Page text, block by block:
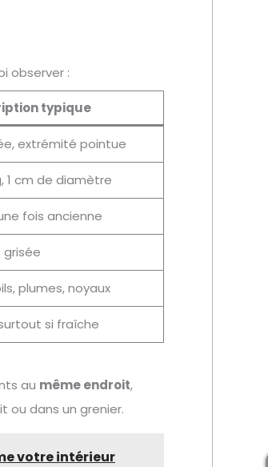
observer :
typique
extrémité pointue
1 cm de diamètre
fois ancienne
grisée
plumes, noyaux
si fraîche
au même endroit,
ou dans un grenier.
votre intérieur